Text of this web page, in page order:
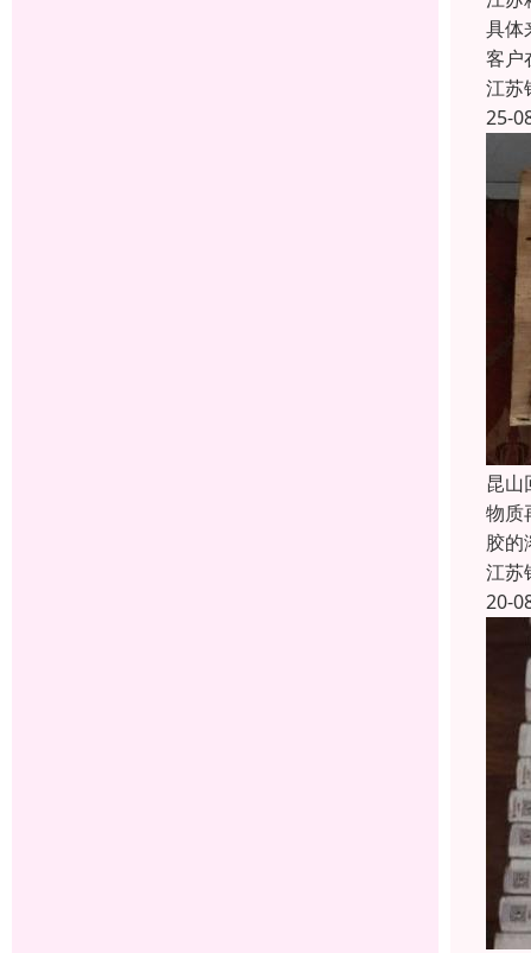
具体
客户
江苏
25-
昆山
物质
胶的
江苏
20-